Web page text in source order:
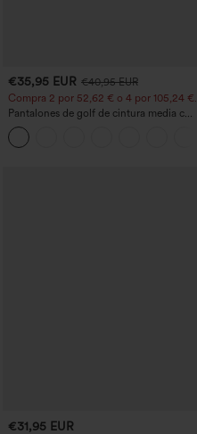
€35,95 EUR €40,95 EUR
Compra 2 por 52,62 € o 4 por 105,24 €.
Pantalones de golf de cintura media con
cordón, dobladillo curvo, secado rápido,
de corte cónico y con bolsillos - UPF40+
€31,95 EUR